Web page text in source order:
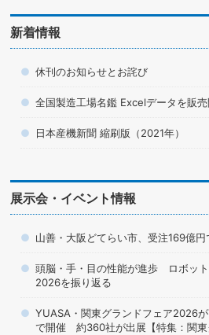
新着情報
休刊のお知らせとお詫び
全国製造工場名鑑 Excelデータを販
日本産機新聞 縮刷版（2021年）
展示会・イベント情報
山善・大阪どてらい市、受注169億
頭脳・手・目の性能が進歩 ロボッ
2026を振り返る
YUASA・関東グランドフェア2026
で開催 約360社が出展【特集：関東